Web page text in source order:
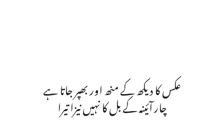
عکس کا دیکھ کے منھ اور بھپر جاتا ہے
چار آئینہ کے بل کا نہیں نیزا تیرا